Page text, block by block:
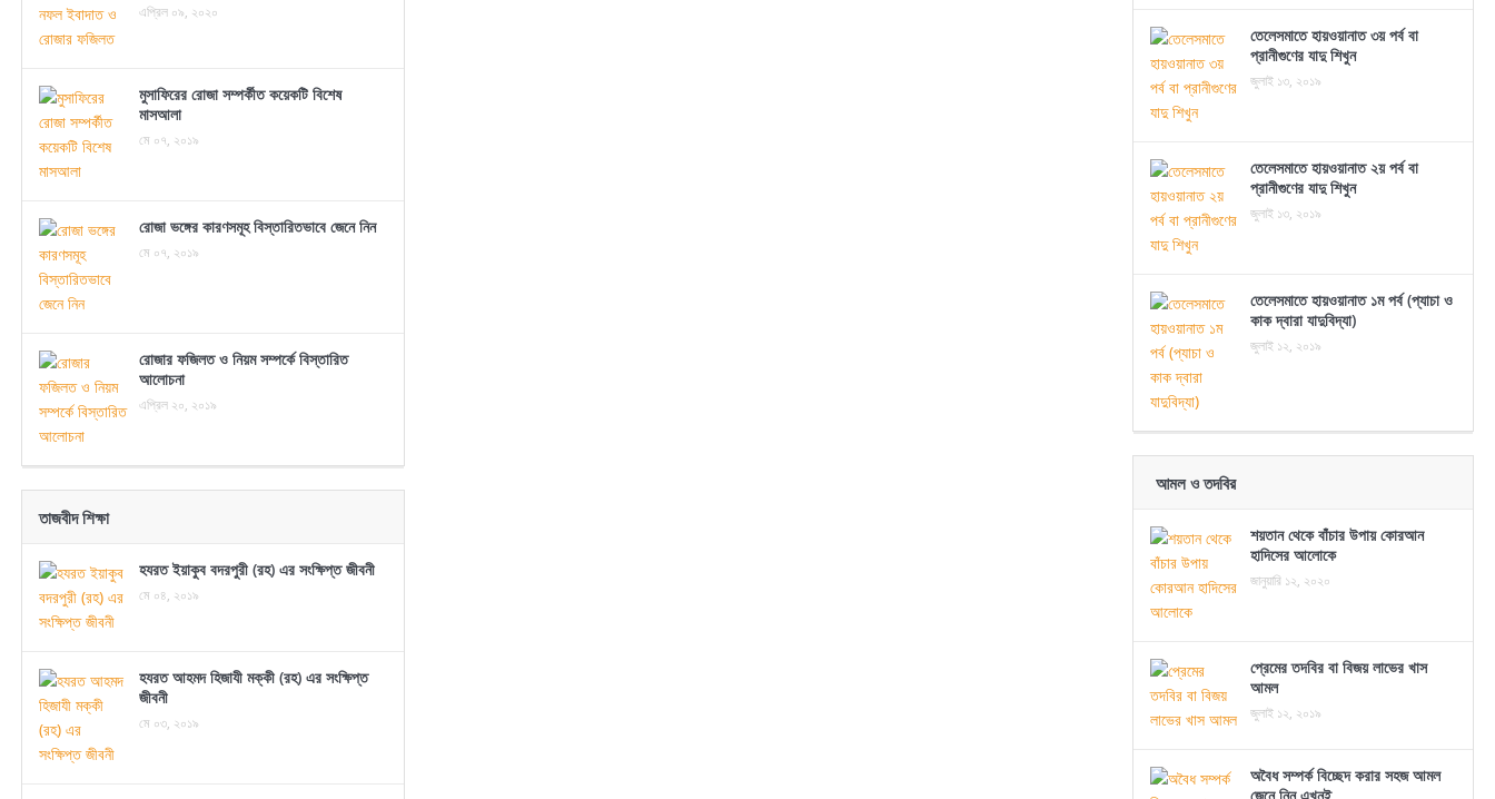
এপ্রিল ০৯, ২০২০
মুসাফিরের রোজা সম্পর্কীত কয়েকটি বিশেষ
মাসআলা
মে ০৭, ২০১৯
রোজা ভঙ্গের কারণসমূহ বিস্তারিতভাবে জেনে নিন
মে ০৭, ২০১৯
রোজার ফজিলত ও নিয়ম সম্পর্কে বিস্তারিত
আলোচনা
এপ্রিল ২০, ২০১৯
তাজবীদ শিক্ষা
হযরত ইয়াকুব বদরপুরী (রহ) এর সংক্ষিপ্ত জীবনী
মে ০৪, ২০১৯
হযরত আহমদ হিজাযী মক্কী (রহ) এর সংক্ষিপ্ত
জীবনী
মে ০৩, ২০১৯
তেলেসমাতে হায়ওয়ানাত ৩য় পর্ব বা
প্রানীগুণের যাদু শিখুন
জুলাই ১৩, ২০১৯
তেলেসমাতে হায়ওয়ানাত ২য় পর্ব বা
প্রানীগুণের যাদু শিখুন
জুলাই ১৩, ২০১৯
তেলেসমাতে হায়ওয়ানাত ১ম পর্ব (প্যাচা ও
কাক দ্বারা যাদুবিদ্যা)
জুলাই ১২, ২০১৯
আমল ও তদবির
শয়তান থেকে বাঁচার উপায় কোরআন
হাদিসের আলোকে
জানুয়ারি ১২, ২০২০
প্রেমের তদবির বা বিজয় লাভের খাস
আমল
জুলাই ১২, ২০১৯
অবৈধ সম্পর্ক বিচ্ছেদ করার সহজ আমল